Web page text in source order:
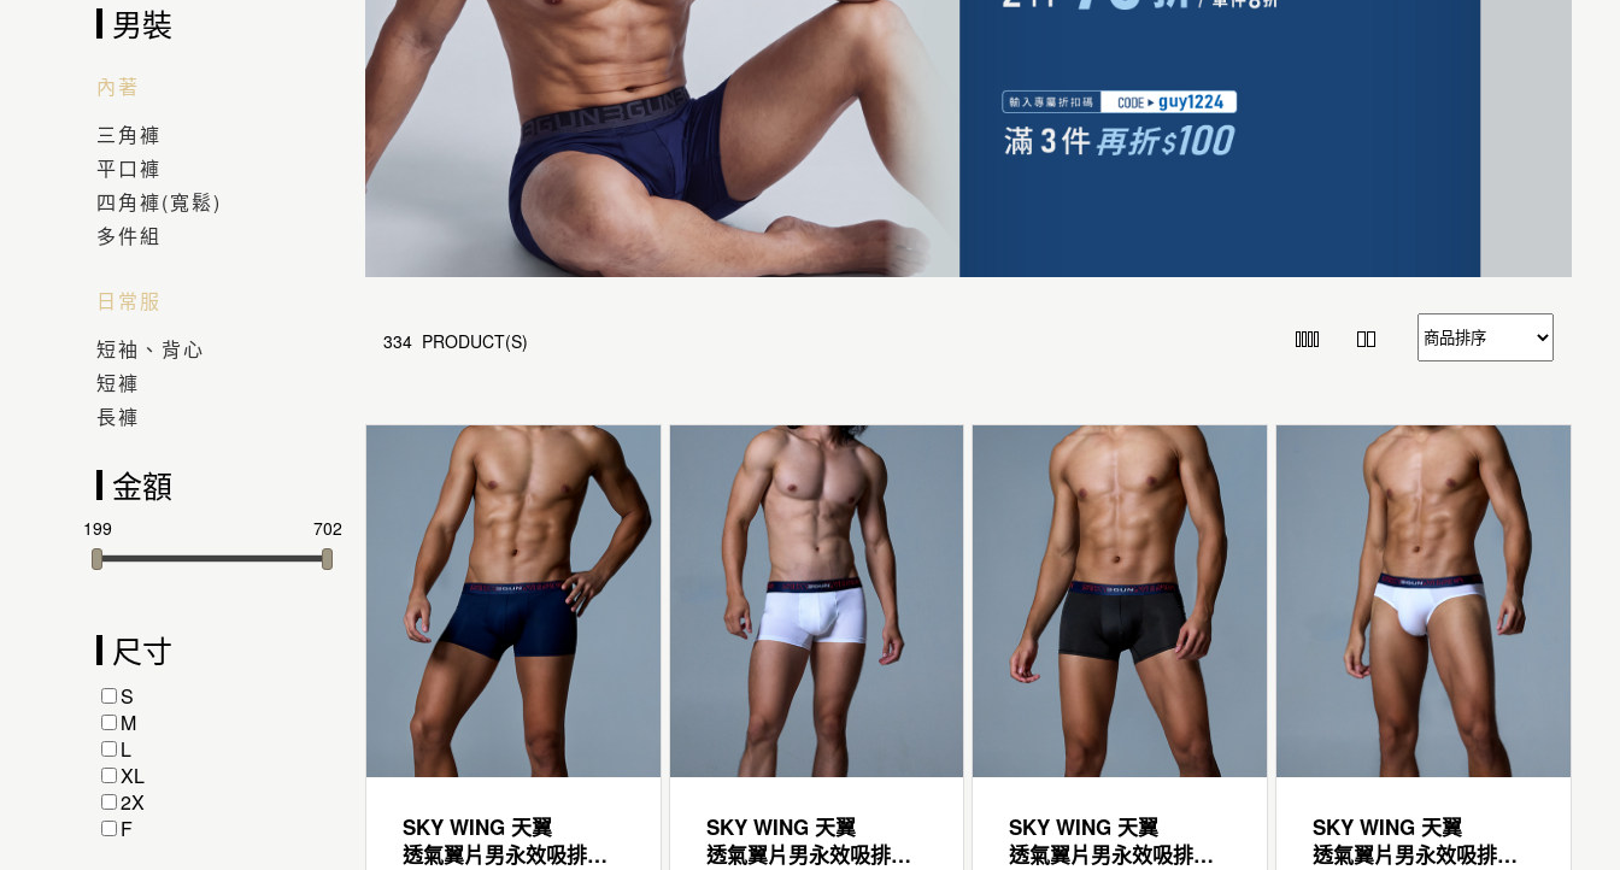
男裝
內著
三角褲
平口褲
四角褲(寬鬆)
多件組
日常服
短袖、背心
短褲
長褲
金額
199 702
尺寸
S
M
L
XL
2X
F
334 PRODUCT(S)
SKY WING 天翼
透氣翼片男永效吸排平口褲
SKY WING 天翼
透氣翼片男永效吸排平口褲
SKY WING 天翼
透氣翼片男永效吸排平口褲
SKY WING 天翼
透氣翼片男永效吸排三角褲